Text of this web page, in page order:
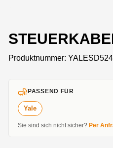
Produktnummer:
PASSEND FÜR
Yale
Sie sind sich nicht sicher? Per